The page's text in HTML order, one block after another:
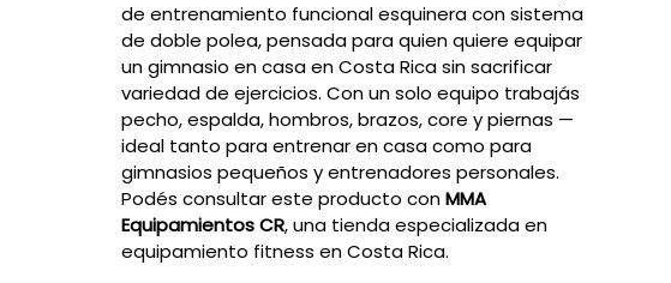
de entrenamiento funcional esquinera con sistema
de doble polea, pensada para quien quiere equipar
un gimnasio en casa en Costa Rica sin sacrificar
variedad de ejercicios. Con un solo equipo trabajás
pecho, espalda, hombros, brazos, core y piernas —
ideal tanto para entrenar en casa como para
gimnasios pequeños y entrenadores personales.
Podés consultar este producto conMMA
Equipamientos CR, una tienda especializada en
equipamiento fitness en Costa Rica.